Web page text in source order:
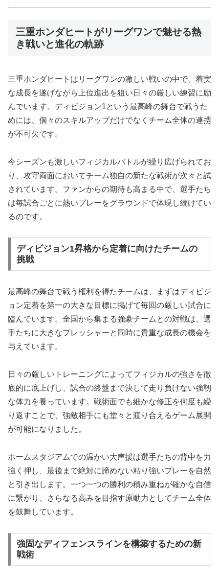
三重ホンダヒートがリーグワンで魅せる熱
き戦いと進化の軌跡
三重ホンダヒートはリーグワンの激しい戦いの中で、着実
な成長を遂げながら上位進出を狙い日々の厳しい練習に励
んでいます。ディビジョン1という最高峰の舞台で戦うた
めには、個々のスキルアップだけでなくチーム全体の連携
が不可欠です。
今シーズンも激しいフィジカルバトルが繰り広げられてお
り、攻守両面においてチーム独自の新たな戦術が次々と試
されています。ファンからの期待も高まる中で、選手たち
は毎試合ごとに熱いプレーをグラウンドで体現し続けてい
るのです。
ディビジョン1昇格から定着に向けたチームの
挑戦
最高峰の舞台で戦う権利を得たチームは、まずはディビジ
ョン定着を第一の大きな目標に掲げて毎回の厳しい試合に
臨んでいます。全国から集まる強豪チームとの対戦は、選
手たちに大きなプレッシャーと同時に貴重な成長の機会を
与えています。
日々の厳しいトレーニングによってフィジカルの強さを徹
底的に底上げし、試合の終盤まで決して走り負けない強靭
な体力を養っています。戦術面でも細かな修正を何度も繰
り返すことで、強敵相手にも堂々と渡り合えるゲーム展開
が可能になりました。
ホームスタジアムでの温かい大声援は選手たちの背中を力
強く押し、最後まで絶対に諦めない粘り強いプレーを自然
と引き出します。一つ一つの勝利の積み重ねが確かな自信
に繋がり、さらなる高みを目指す原動力としてチーム全体
を鼓舞しています。
強固なディフェンスラインを構築するための新
戦術